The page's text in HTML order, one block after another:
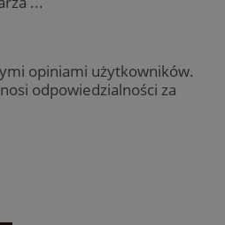
opiniami użytkowników.
odpowiedzialności za